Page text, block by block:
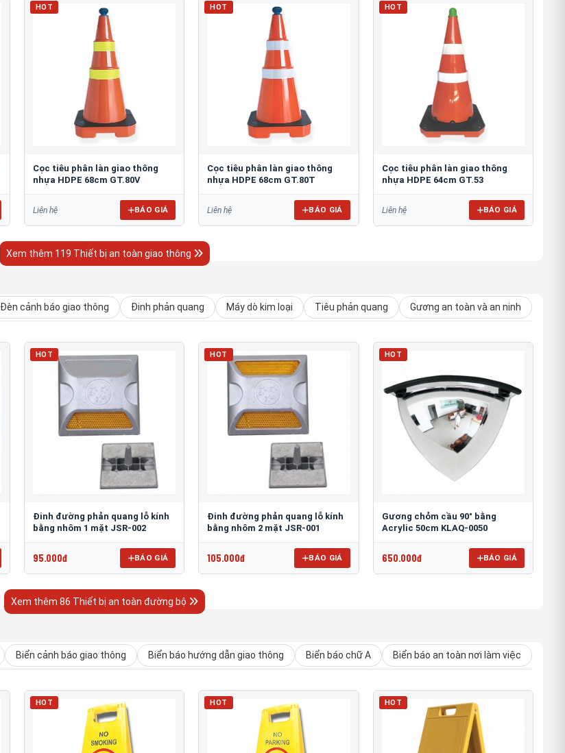
HOT
Cọc tiêu phân làn giao thông
nhựa HDPE 68cm GT.80V
Liên hệ BÁO GIÁ
HOT
Cọc tiêu phân làn giao thông
nhựa HDPE 68cm GT.80T
Liên hệ BÁO GIÁ
HOT
Cọc tiêu phân làn giao thông
nhựa HDPE 64cm GT.53
Liên hệ BÁO GIÁ
Xem thêm 119 Thiết bị an toàn giao thông
Đèn cảnh báo giao thông Đinh phản quang Máy dò kim loại Tiêu phản quang Gương an toàn và an ninh
HOT
Đinh đường phản quang lỗ kính
bằng nhôm 1 mặt JSR-002
95.000đ BÁO GIÁ
HOT
Đinh đường phản quang lỗ kính
bằng nhôm 2 mặt JSR-001
105.000đ BÁO GIÁ
HOT
Gương chỏm cầu 90° bằng
Acrylic 50cm KLAQ-0050
650.000đ BÁO GIÁ
Xem thêm 86 Thiết bị an toàn đường bộ
Biển cảnh báo giao thông Biển báo hướng dẫn giao thông Biển báo chữ A Biển báo an toàn nơi làm việc
HOT HOT HOT